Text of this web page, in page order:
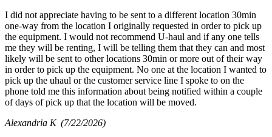
I did not appreciate having to be sent to a different location 30min
one-way from the location I originally requested in order to pick up
the equipment. I would not recommend U-haul and if any one tells
me they will be renting, I will be telling them that they can and most
likely will be sent to other locations 30min or more out of their way
in order to pick up the equipment. No one at the location I wanted to
pick up the uhaul or the customer service line I spoke to on the
phone told me this information about being notified within a couple
of days of pick up that the location will be moved.
Alexandria K (7/22/2026)